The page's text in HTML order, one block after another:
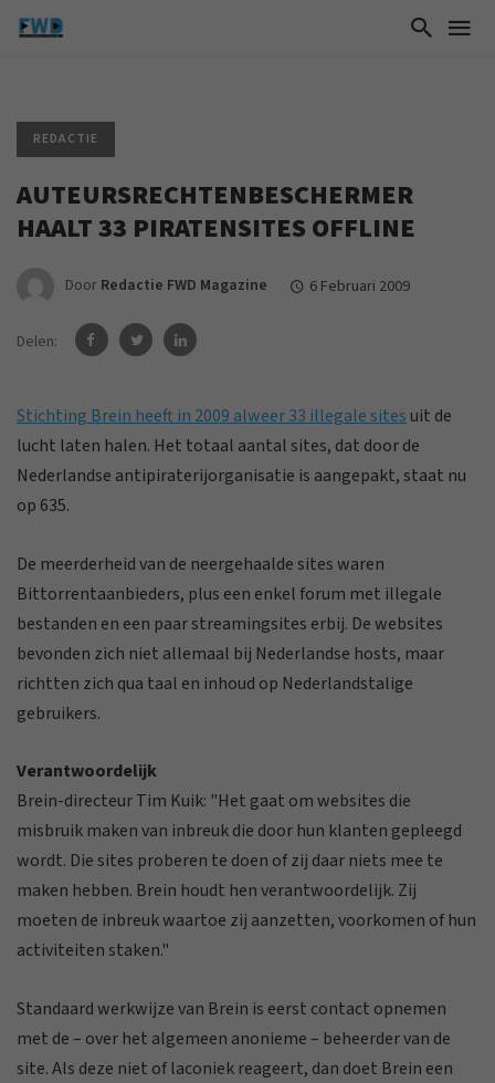
REDACTIE
AUTEURSRECHTENBESCHERMER
HAALT 33 PIRATENSITES OFFLINE
Door Redactie FWD Magazine 6 Februari 2009
Delen:
Stichting Brein heeft in 2009 alweer 33 illegale sites uit de
lucht laten halen. Het totaal aantal sites, dat door de
Nederlandse antipiraterijorganisatie is aangepakt, staat nu
op 635.
De meerderheid van de neergehaalde sites waren
Bittorrentaanbieders, plus een enkel forum met illegale
bestanden en een paar streamingsites erbij. De websites
bevonden zich niet allemaal bij Nederlandse hosts, maar
richtten zich qua taal en inhoud op Nederlandstalige
gebruikers.
Verantwoordelijk
Brein-directeur Tim Kuik: "Het gaat om websites die
misbruik maken van inbreuk die door hun klanten gepleegd
wordt. Die sites proberen te doen of zij daar niets mee te
maken hebben. Brein houdt hen verantwoordelijk. Zij
moeten de inbreuk waartoe zij aanzetten, voorkomen of hun
activiteiten staken."
Standaard werkwijze van Brein is eerst contact opnemen
met de – over het algemeen anonieme – beheerder van de
site. Als deze niet of laconiek reageert, dan doet Brein een